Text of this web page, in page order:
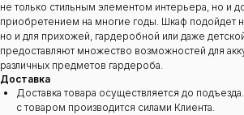
не только стильным элементом интерьера, но и
приобретением на многие годы. Шкаф подойдет
но и для прихожей, гардеробной или даже
предоставляют множество возможностей для
различных предметов гардероба.
Доставка
Доставка товара осуществляется до
с товаром производится силами Клиента.